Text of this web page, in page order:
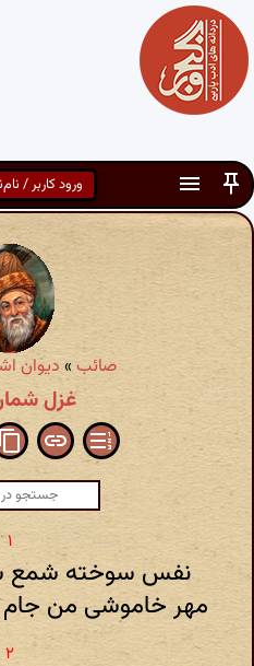
ورود کاربر /
صائب »دیوان
غزل شمارهٔ
نفس سوخته شمع
مهر خاموشی من